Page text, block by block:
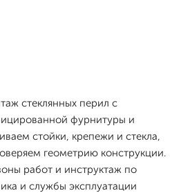
стеклянных перил с
фурнитуры и
стойки, крепежи и стекла,
геометрию конструкции.
работ и инструктаж по
и службы эксплуатации